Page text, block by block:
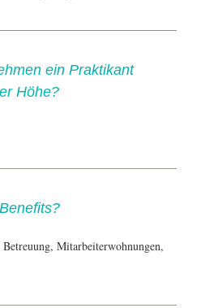
ein Praktikant
Höhe?
Mitarbeiterwohnungen,